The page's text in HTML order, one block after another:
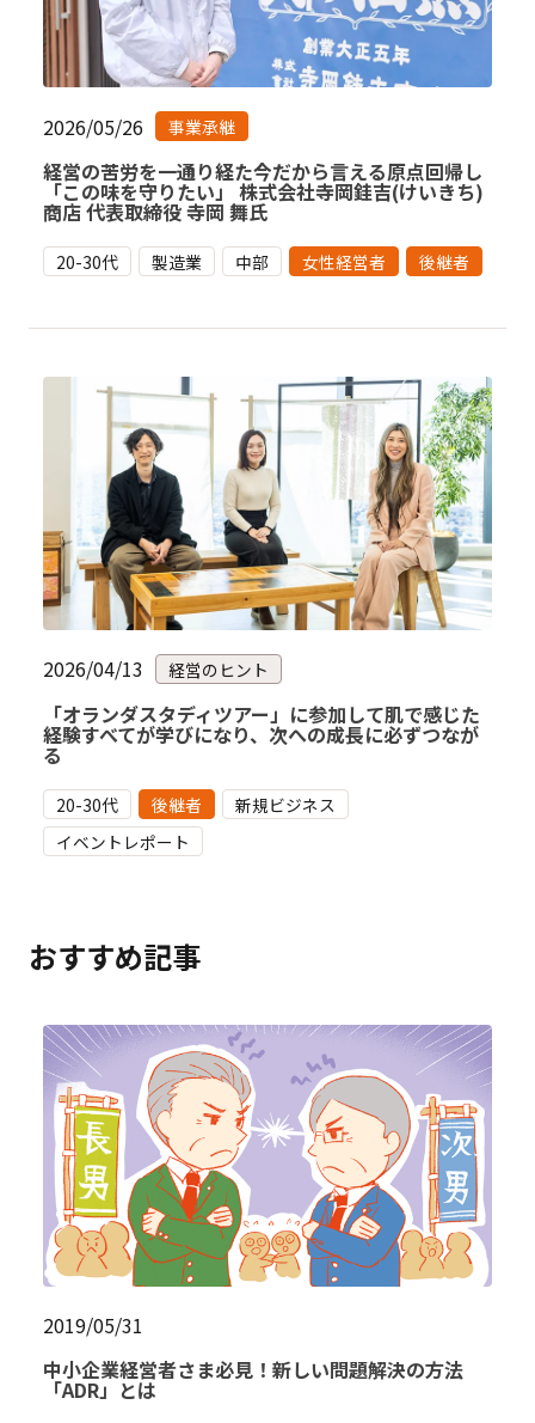
2026/05/26 事業承継
経営の苦労を一通り経た今だから言える原点回帰し
「この味を守りたい」 株式会社寺岡銈吉(けいきち)
商店 代表取締役 寺岡 舞氏
20-30代 製造業 中部 女性経営者 後継者
2026/04/13 経営のヒント
「オランダスタディツアー」に参加して肌で感じた
経験すべてが学びになり、次への成長に必ずつなが
る
20-30代 後継者
新規ビジネス
イベントレポート
おすすめ記事
2019/05/31
中小企業経営者さま必見！新しい問題解決の方法
「ADR」とは